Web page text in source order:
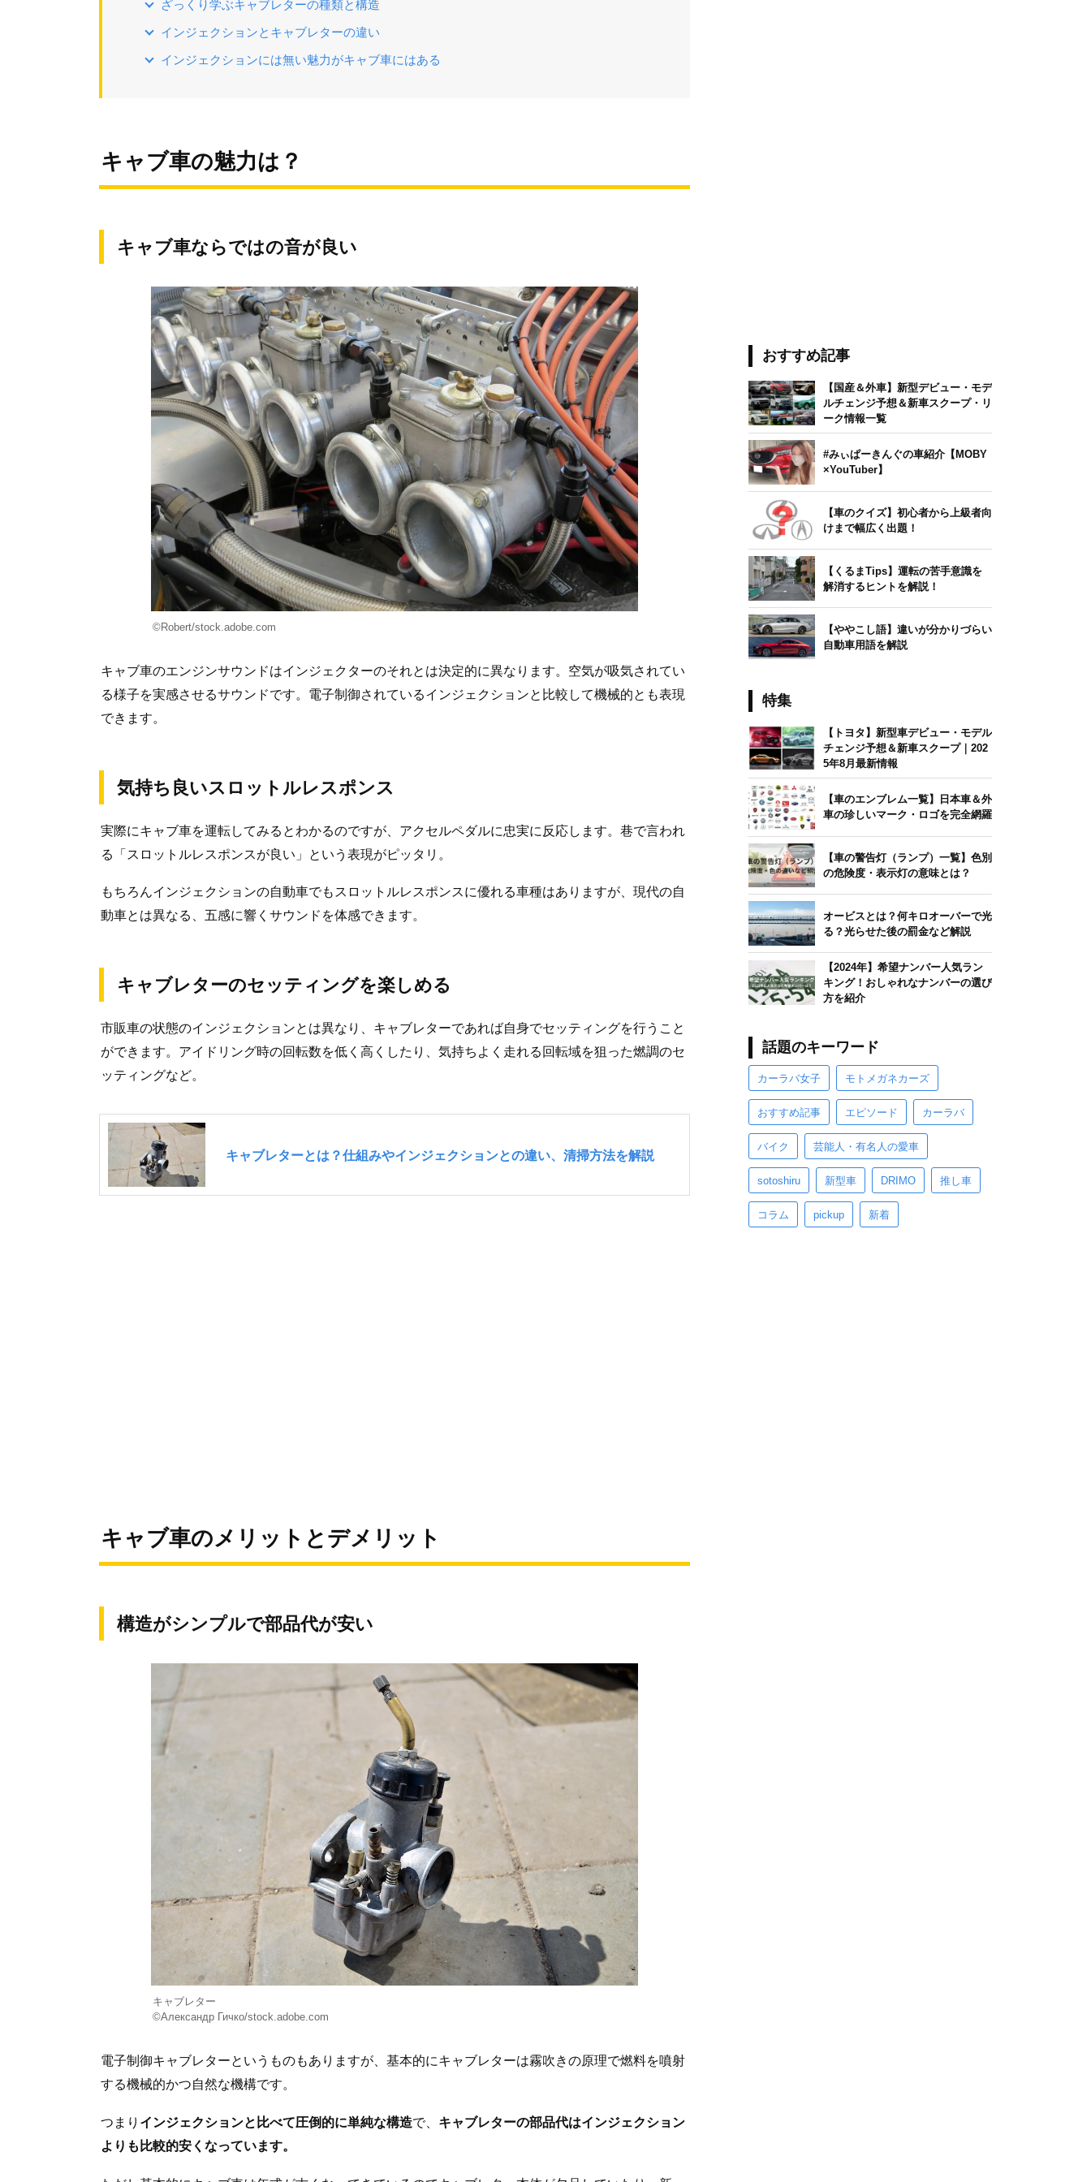
ざっくり学ぶキャブレターの種類と構造
インジェクションとキャブレターの違い
インジェクションには無い魅力がキャブ車にはある
キャブ車の魅力は？
キャブ車ならではの音が良い
©Robert/stock.adobe.com
キャブ車のエンジンサウンドはインジェクターのそれとは決定的に異なります。空気が吸気されてい
る様子を実感させるサウンドです。電子制御されているインジェクションと比較して機械的とも表現
できます。
気持ち良いスロットルレスポンス
実際にキャブ車を運転してみるとわかるのですが、アクセルペダルに忠実に反応します。巷で言われ
る「スロットルレスポンスが良い」という表現がピッタリ。
もちろんインジェクションの自動車でもスロットルレスポンスに優れる車種はありますが、現代の自
動車とは異なる、五感に響くサウンドを体感できます。
キャブレターのセッティングを楽しめる
市販車の状態のインジェクションとは異なり、キャブレターであれば自身でセッティングを行うこと
ができます。アイドリング時の回転数を低く高くしたり、気持ちよく走れる回転域を狙った燃調のセ
ッティングなど。
キャブ車のメリットとデメリット
構造がシンプルで部品代が安い
キャブレター
©Александр Гичко/stock.adobe.com
電子制御キャブレターというものもありますが、基本的にキャブレターは霧吹きの原理で燃料を噴射
する機械的かつ自然な機構です。
つまり インジェクションと比べて圧倒的に単純な構造で、 キャブレターの部品代はインジェクション
よりも比較的安くなっています。
おすすめ記事
【国産＆外車】新型デビュー・モデ
ルチェンジ予想＆新車スクープ・リ
ーク情報一覧
#みぃぱーきんぐの車紹介【MOBY
×YouTuber】
【車のクイズ】初心者から上級者向
けまで幅広く出題！
【くるまTips】運転の苦手意識を
解消するヒントを解説！
【ややこし語】違いが分かりづらい
自動車用語を解説
特集
【トヨタ】新型車デビュー・モデル
チェンジ予想＆新車スクープ｜202
5年8月最新情報
【車のエンブレム一覧】日本車＆外
車の珍しいマーク・ロゴを完全網羅
【車の警告灯（ランプ）一覧】色別
の危険度・表示灯の意味とは？
オービスとは？何キロオーバーで光
る？光らせた後の罰金など解説
【2024年】希望ナンバー人気ラン
キング！おしゃれなナンバーの選び
方を紹介
話題のキーワード
カーラバ女子 モトメガネカーズ
おすすめ記事 エピソード カーラバ
バイク 芸能人・有名人の愛車
sotoshiru 新型車 DRIMO 推し車
コラム pickup 新着